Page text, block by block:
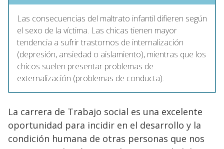
Las consecuencias del maltrato infantil difieren según
el sexo de la víctima. Las chicas tienen mayor
tendencia a sufrir trastornos de internalización
(depresión, ansiedad o aislamiento), mientras que los
chicos suelen presentar problemas de
externalización (problemas de conducta).
La carrera de Trabajo social es una excelente
oportunidad para incidir en el desarrollo y la
condición humana de otras personas que nos